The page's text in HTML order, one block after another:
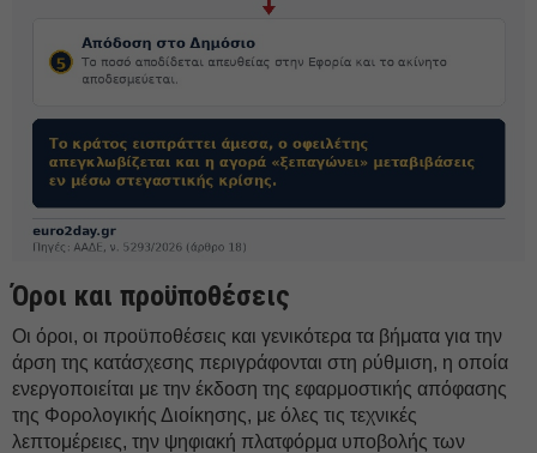
Όροι και προϋποθέσεις
Οι όροι, οι προϋποθέσεις και γενικότερα τα βήματα για την
άρση της κατάσχεσης περιγράφονται στη ρύθμιση, η οποία
ενεργοποιείται με την έκδοση της εφαρμοστικής απόφασης
της Φορολογικής Διοίκησης, με όλες τις τεχνικές
λεπτομέρειες, την ψηφιακή πλατφόρμα υποβολής των